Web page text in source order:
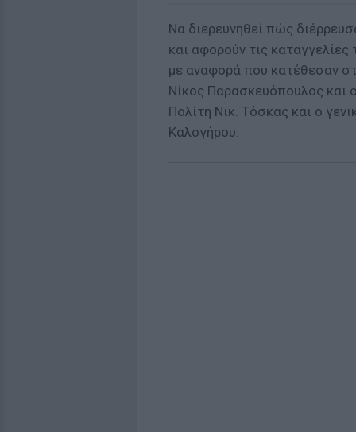
Να διερευνηθεί πώς
και αφορούν τις
με αναφορά που κατέθεσαν
Νίκος Παρασκευόπουλος και
Πολίτη Νικ. Τόσκας και ο
Καλογήρου.